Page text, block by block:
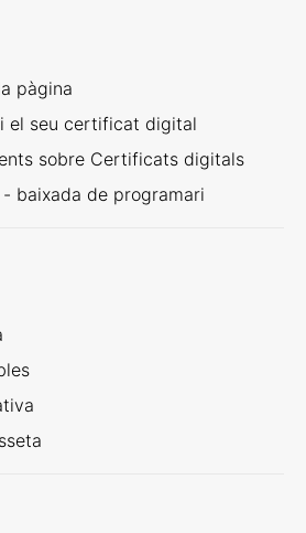
pàgina
el seu certificat digital
sobre Certificats digitals
baixada de programari